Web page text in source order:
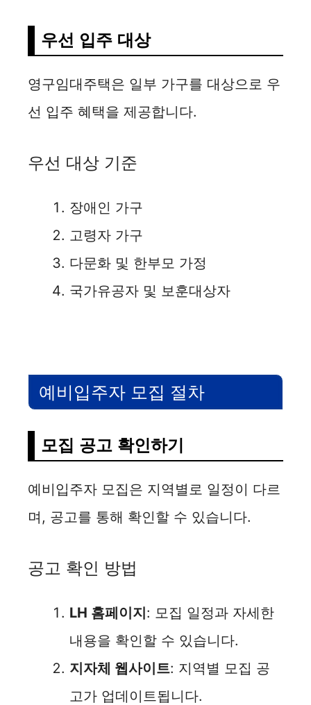
우선 입주 대상
영구임대주택은 일부 가구를 대상으로 우
선 입주 혜택을 제공합니다.
우선 대상 기준
장애인 가구
고령자 가구
다문화 및 한부모 가정
국가유공자 및 보훈대상자
예비입주자 모집 절차
모집 공고 확인하기
예비입주자 모집은 지역별로 일정이 다르
며, 공고를 통해 확인할 수 있습니다.
공고 확인 방법
LH 홈페이지: 모집 일정과 자세한
내용을 확인할 수 있습니다.
지자체 웹사이트: 지역별 모집 공
고가 업데이트됩니다.